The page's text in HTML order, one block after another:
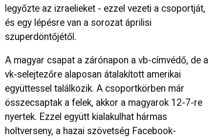
legyőzte az izraelieket - ezzel vezeti a csoportját,
és egy lépésre van a sorozat áprilisi
szuperdöntőjétől.
A magyar csapat a zárónapon a vb-címvédő, de a
vk-selejtezőre alaposan átalakított amerikai
együttessel találkozik. A csoportkörben már
összecsaptak a felek, akkor a magyarok 12-7-re
nyertek. Ezzel együtt kialakulhat hármas
holtverseny, a hazai szövetség Facebook-